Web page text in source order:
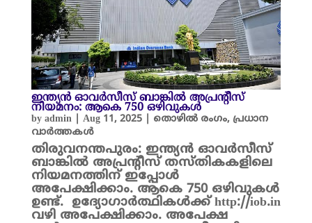
ഇന്ത്യന്‍ ഓവര്‍സീസ് ബാങ്കിൽ അപ്രന്റീസ്
നിയമനം: ആകെ 750 ഒഴിവുകൾ
by admin| Aug 11, 2025| തൊഴിൽ രംഗം, പ്രധാന
വാർത്തകൾ
തിരുവനന്തപുരം: ഇന്ത്യന്‍ ഓവര്‍സീസ്
ബാങ്കിൽ അപ്രന്റീസ് തസ്തികകളിലെ
നിയമനത്തിന് ഇപ്പോൾ
അപേക്ഷിക്കാം. ആകെ 750 ഒഴിവുകൾ
ഉണ്ട്. ഉദ്യോഗാര്‍ത്ഥികള്‍ക്ക് http://iob.in
വഴി അപേക്ഷിക്കാം. അപേക്ഷ